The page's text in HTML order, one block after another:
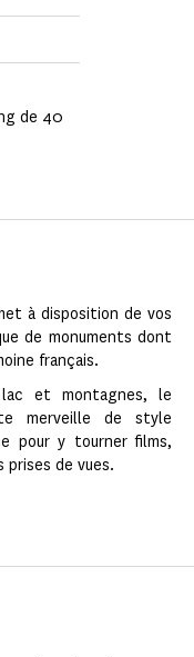
de 40
à disposition de vos
de monuments dont
français.
et montagnes, le
merveille de style
pour y tourner films,
de vues.